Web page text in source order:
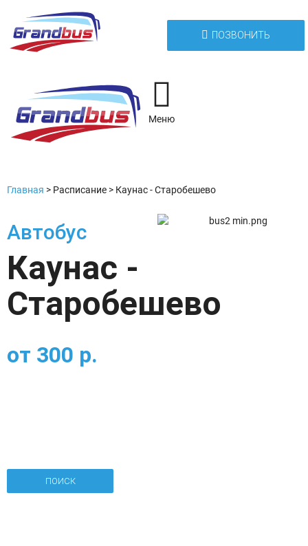
ПОЗВОНИТЬ
Меню
Главная > Расписание > Каунас - Старобешево
Автобус
Каунас -
Старобешево
от 300 р.
ПОИСК